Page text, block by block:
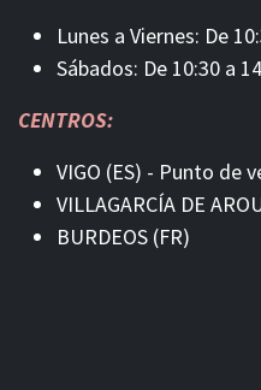
Lunes a Viernes: De
Sábados: De 10:30 a
CENTROS:
VIGO (ES) - Punto de
VILLAGARCÍA DE
BURDEOS (FR)